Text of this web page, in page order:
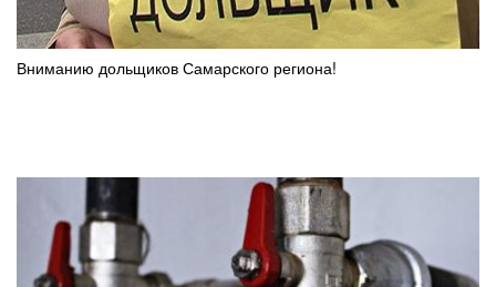
Вниманию дольщиков Самарского региона!